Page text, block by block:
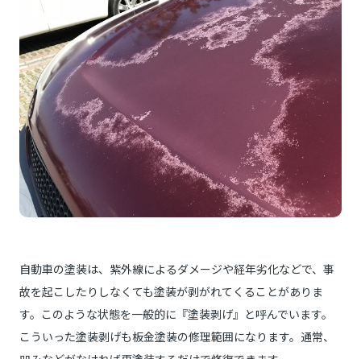
自動車の塗装は、紫外線によるダメージや経年劣化などで、事
故を起こしたりしなくても塗装が剥がれてくることがありま
す。このような状態を一般的に『塗装剥げ』と呼んでいます。
こういった塗装剥げも板金塗装の修理範囲になります。通常、